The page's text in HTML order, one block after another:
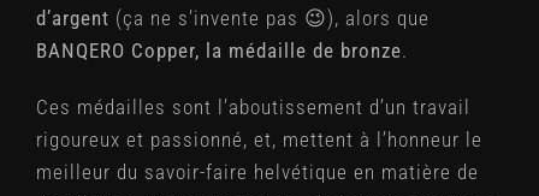
d’argent (ça ne s’invente pas 😉), alors que
BANQERO Copper, la médaille de bronze.
Ces médailles sont l’aboutissement d’un travail
rigoureux et passionné, et, mettent à l’honneur le
meilleur du savoir-faire helvétique en matière de